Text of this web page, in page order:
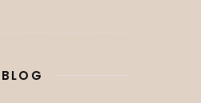
BLOG